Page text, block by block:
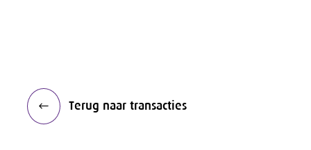
Terug naar transacties